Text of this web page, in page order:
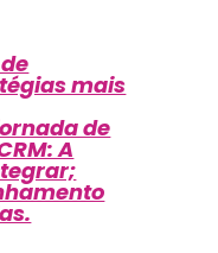
mais
de
A